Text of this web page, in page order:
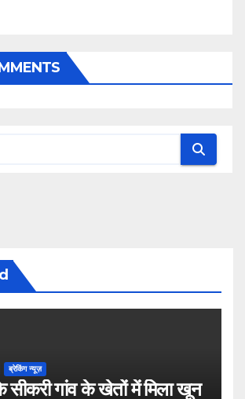
ब्रेकिंग न्यूज़
गांव के खेतों में मिला खून